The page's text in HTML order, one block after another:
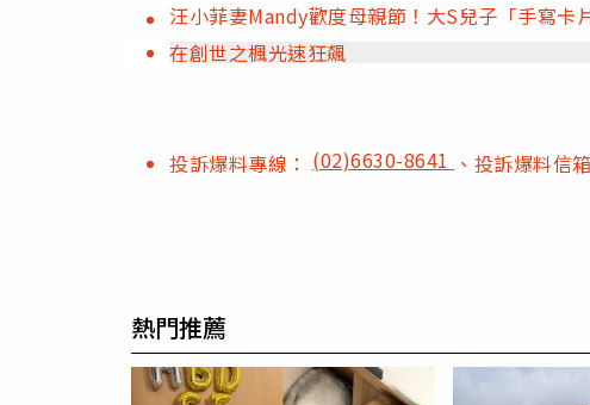
汪小菲妻Mandy歡度母親節！大S兒子「手寫卡
在創世之楓光速狂飆
投訴爆料專線： (02)6630-8641 、投訴爆料信
熱門推薦